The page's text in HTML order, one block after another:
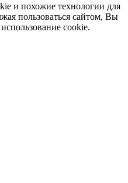
и похожие технологии для
пользоваться сайтом, Вы
cookie.